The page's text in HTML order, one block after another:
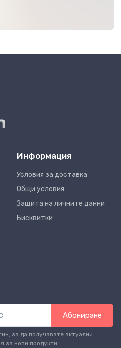
Информация
Условия за доставка
Общи условия
Защита на личните данни
Бисквитки
Абониране
за да получавате актуални
за нови продукти.